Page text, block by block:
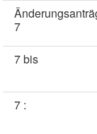
7
7 bis
7 :